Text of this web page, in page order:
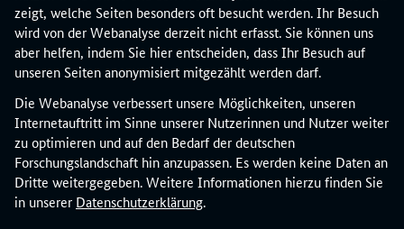
zeigt, welche Seiten besonders oft besucht werden. Ihr Besuch
wird von der Webanalyse derzeit nicht erfasst. Sie können uns
aber helfen, indem Sie hier entscheiden, dass Ihr Besuch auf
unseren Seiten anonymisiert mitgezählt werden darf.
Die Webanalyse verbessert unsere Möglichkeiten, unseren
Internetauftritt im Sinne unserer Nutzerinnen und Nutzer weiter
zu optimieren und auf den Bedarf der deutschen
Forschungslandschaft hin anzupassen. Es werden keine Daten an
Dritte weitergegeben. Weitere Informationen hierzu finden Sie
in unserer Datenschutzerklärung.
h
e
s
t
t
t
u
n
d
r